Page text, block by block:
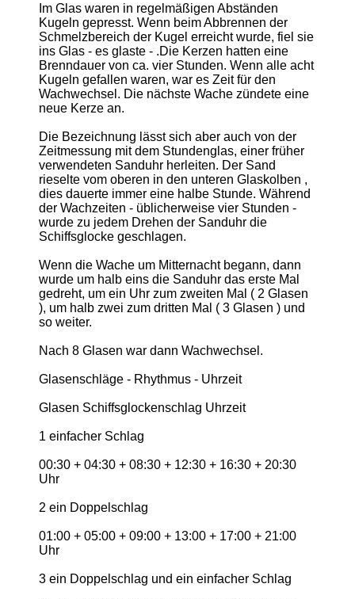
Im Glas waren in regelmäßigen Abständen
Kugeln gepresst. Wenn beim Abbrennen der
Schmelzbereich der Kugel erreicht wurde, fiel sie
ins Glas - es glaste - .Die Kerzen hatten eine
Brenndauer von ca. vier Stunden. Wenn alle acht
Kugeln gefallen waren, war es Zeit für den
Wachwechsel. Die nächste Wache zündete eine
neue Kerze an.
Die Bezeichnung lässt sich aber auch von der
Zeitmessung mit dem Stundenglas, einer früher
verwendeten Sanduhr herleiten. Der Sand
rieselte vom oberen in den unteren Glaskolben ,
dies dauerte immer eine halbe Stunde. Während
der Wachzeiten - üblicherweise vier Stunden -
wurde zu jedem Drehen der Sanduhr die
Schiffsglocke geschlagen.
Wenn die Wache um Mitternacht begann, dann
wurde um halb eins die Sanduhr das erste Mal
gedreht, um ein Uhr zum zweiten Mal ( 2 Glasen
), um halb zwei zum dritten Mal ( 3 Glasen ) und
so weiter.
Nach 8 Glasen war dann Wachwechsel.
Glasenschläge - Rhythmus - Uhrzeit
Glasen Schiffsglockenschlag Uhrzeit
1 einfacher Schlag
00:30 + 04:30 + 08:30 + 12:30 + 16:30 + 20:30
Uhr
2 ein Doppelschlag
01:00 + 05:00 + 09:00 + 13:00 + 17:00 + 21:00
Uhr
3 ein Doppelschlag und ein einfacher Schlag